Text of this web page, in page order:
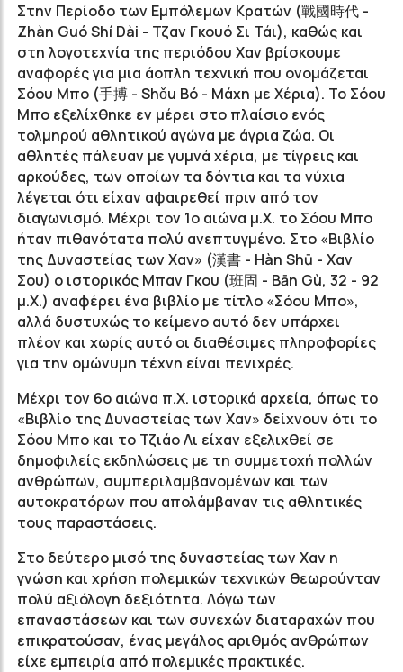
Στην Περίοδο των Εμπόλεμων Κρατών (戰國時代 -
Zhàn Guó Shí Dài - Τζαν Γκουό Σι Τάι), καθώς και
στη λογοτεχνία της περιόδου Χαν βρίσκουμε
αναφορές για μια άοπλη τεχνική που ονομάζεται
Σόου Μπο (手搏 - Shǒu Bó - Mάχη με Χέρια). Το Σόου
Μπο εξελίχθηκε εν μέρει στο πλαίσιο ενός
τολμηρού αθλητικού αγώνα με άγρια ζώα. Οι
αθλητές πάλευαν με γυμνά χέρια, με τίγρεις και
αρκούδες, των οποίων τα δόντια και τα νύχια
λέγεται ότι είχαν αφαιρεθεί πριν από τον
διαγωνισμό. Μέχρι τον 1ο αιώνα μ.Χ. το Σόου Μπο
ήταν πιθανότατα πολύ ανεπτυγμένο. Στο «Βιβλίο
της Δυναστείας των Χαν» (漢書 - Hàn Shū - Χαν
Σου) ο ιστορικός Μπαν Γκου (班固 - Bān Gù, 32 - 92
μ.Χ.) αναφέρει ένα βιβλίο με τίτλο «Σόου Μπο»,
αλλά δυστυχώς το κείμενο αυτό δεν υπάρχει
πλέον και χωρίς αυτό οι διαθέσιμες πληροφορίες
για την ομώνυμη τέχνη είναι πενιχρές.
Μέχρι τον 6ο αιώνα π.Χ. ιστορικά αρχεία, όπως το
«Βιβλίο της Δυναστείας των Χαν» δείχνουν ότι το
Σόου Μπο και το Τζιάο Λι είχαν εξελιχθεί σε
δημοφιλείς εκδηλώσεις με τη συμμετοχή πολλών
ανθρώπων, συμπεριλαμβανομένων και των
αυτοκρατόρων που απολάμβαναν τις αθλητικές
τους παραστάσεις.
Στο δεύτερο μισό της δυναστείας των Χαν η
γνώση και χρήση πολεμικών τεχνικών θεωρούνταν
πολύ αξιόλογη δεξιότητα. Λόγω των
επαναστάσεων και των συνεχών διαταραχών που
επικρατούσαν, ένας μεγάλος αριθμός ανθρώπων
είχε εμπειρία από πολεμικές πρακτικές.